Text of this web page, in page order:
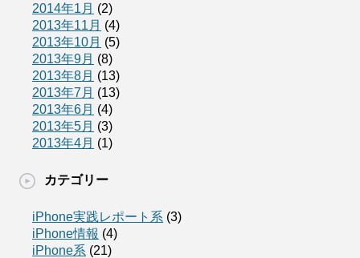
2014年1月 (2)
2013年11月 (4)
2013年10月 (5)
2013年9月 (8)
2013年8月 (13)
2013年7月 (13)
2013年6月 (4)
2013年5月 (3)
2013年4月 (1)
カテゴリー
iPhone実践レポート系 (3)
iPhone情報 (4)
iPhone系 (21)